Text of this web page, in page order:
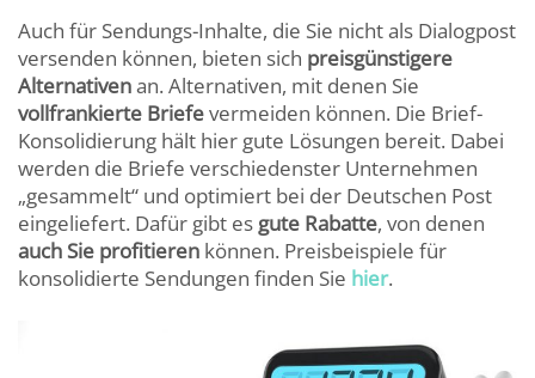
Auch für Sendungs-Inhalte, die Sie nicht als Dialogpost
versenden können, bieten sich preisgünstigere
Alternativenan. Alternativen, mit denen Sie
vollfrankierte Briefevermeiden können. Die Brief-
Konsolidierung hält hier gute Lösungen bereit. Dabei
werden die Briefe verschiedenster Unternehmen
„gesammelt“ und optimiert bei der Deutschen Post
eingeliefert. Dafür gibt es gute Rabatte, von denen
auch Sie profitieren können. Preisbeispiele für
konsolidierte Sendungen finden Sie hier.